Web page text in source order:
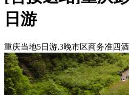
日游
重庆当地5日游,3晚市区商务准四